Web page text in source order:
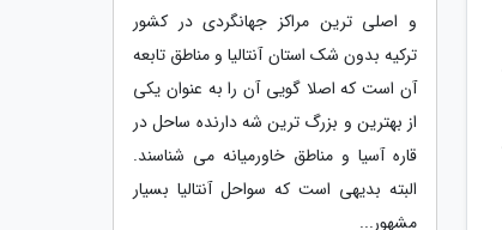
و اصلی ترین مراکز جهانگردی در کشور
ترکیه بدون شک استان آنتالیا و مناطق تابعه
آن است که اصلا گویی آن را به عنوان یکی
از بهترین و بزرگ ترین شه دارنده ساحل در
قاره آسیا و مناطق خاورمیانه می شناسند.
البته بدیهی است که سواحل آنتالیا بسیار
مشهور...